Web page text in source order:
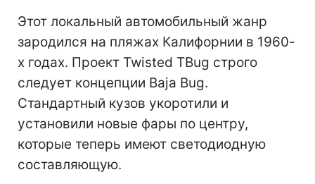
Этот локальный автомобильный жанр
зародился на пляжах Калифорнии в 1960-
х годах. Проект Twisted TBug строго
следует концепции Baja Bug.
Стандартный кузов укоротили и
установили новые фары по центру,
которые теперь имеют светодиодную
составляющую.